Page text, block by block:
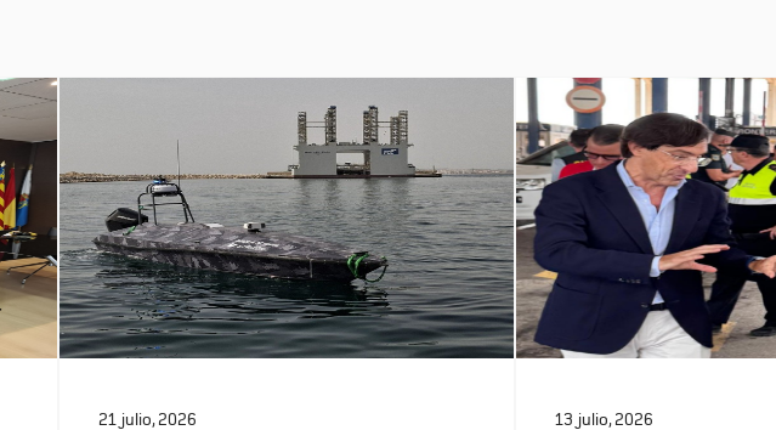
21 julio, 2026 13 julio, 2026